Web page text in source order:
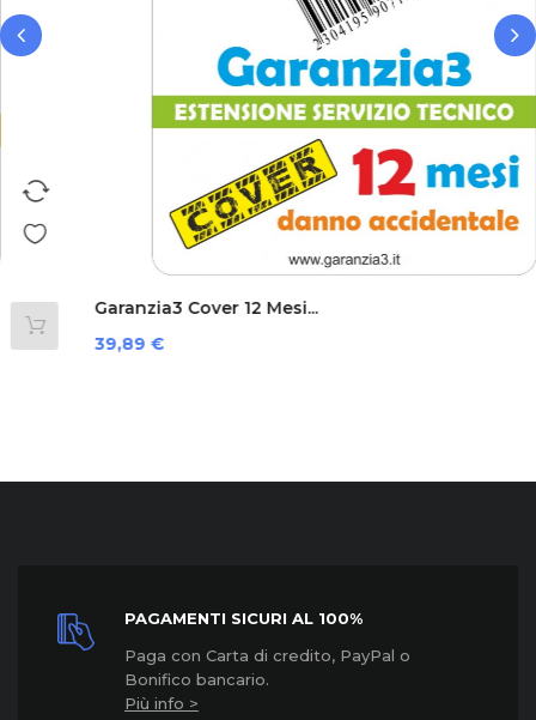
Garanzia3 Cover 12 Mesi...
PAGAMENTI SICURI AL 100%
Paga con Carta di credito, PayPal o
Bonifico bancario.
Più info >